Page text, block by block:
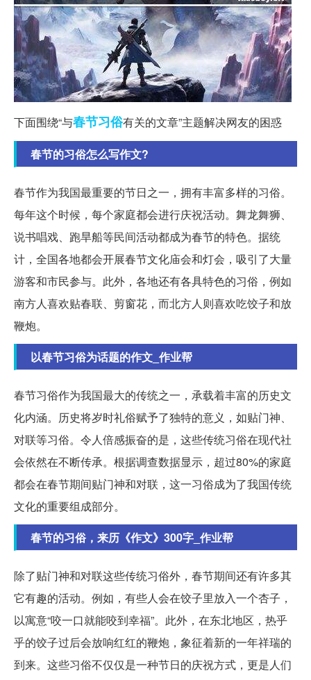
下面围绕“与春节习俗有关的文章”主题解决网友的困惑
春节的习俗怎么写作文?
春节作为我国最重要的节日之一，拥有丰富多样的习俗。
每年这个时候，每个家庭都会进行庆祝活动。舞龙舞狮、
说书唱戏、跑旱船等民间活动都成为春节的特色。据统
计，全国各地都会开展春节文化庙会和灯会，吸引了大量
游客和市民参与。此外，各地还有各具特色的习俗，例如
南方人喜欢贴春联、剪窗花，而北方人则喜欢吃饺子和放
鞭炮。
以春节习俗为话题的作文_作业帮
春节习俗作为我国最大的传统之一，承载着丰富的历史文
化内涵。历史将岁时礼俗赋予了独特的意义，如贴门神、
对联等习俗。令人倍感振奋的是，这些传统习俗在现代社
会依然在不断传承。根据调查数据显示，超过80%的家庭
都会在春节期间贴门神和对联，这一习俗成为了我国传统
文化的重要组成部分。
春节的习俗，来历《作文》300字_作业帮
除了贴门神和对联这些传统习俗外，春节期间还有许多其
它有趣的活动。例如，有些人会在饺子里放入一个杏子，
以寓意“咬一口就能咬到幸福”。此外，在东北地区，热乎
乎的饺子过后会放响红红的鞭炮，象征着新的一年祥瑞的
到来。这些习俗不仅仅是一种节日的庆祝方式，更是人们